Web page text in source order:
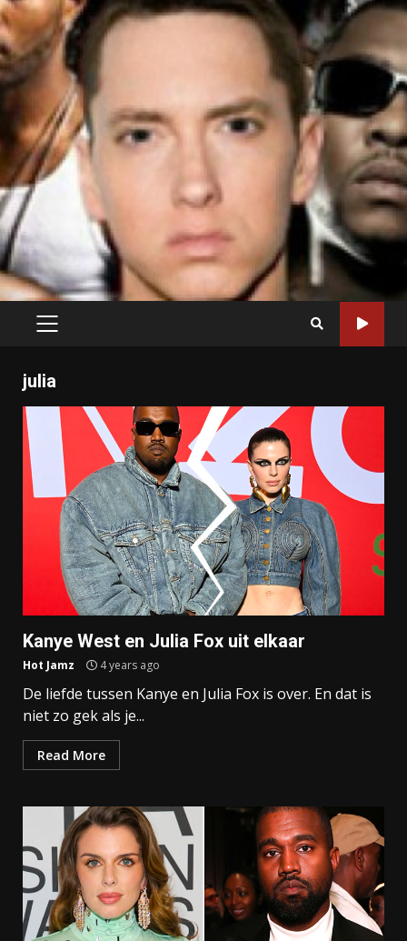
PRIMARY
julia
Kanye West en Julia Fox uit elkaar
Hot Jamz 4 years ago
De liefde tussen Kanye en Julia Fox is over. En dat is
niet zo gek als je...
Read More